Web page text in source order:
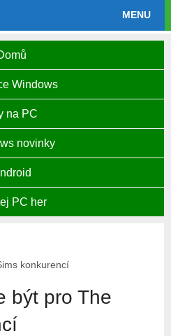
MENU
Windows
na PC
novinky
PC her
konkurencí
být pro The